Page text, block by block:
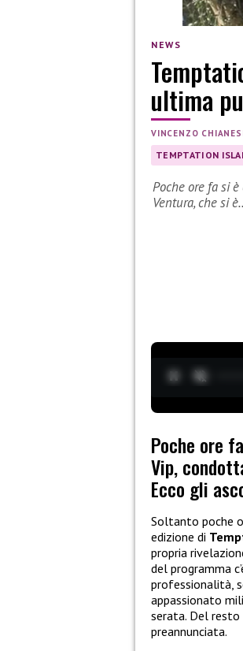
NEWS
ultima
VINCENZO
TEMPTATION
Poche ore fa si
Ventura, che si
Poche ore
Vip,
Ecco gli
Soltanto poche
edizione di
propria
del programma
professionalità,
appassionato
serata. Del
preannunciata.